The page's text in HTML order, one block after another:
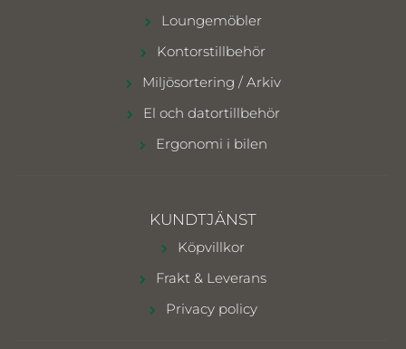
Loungemöbler
Kontorstillbehör
Miljösortering / Arkiv
El och datortillbehör
Ergonomi i bilen
KUNDTJÄNST
Köpvillkor
Frakt & Leverans
Privacy policy